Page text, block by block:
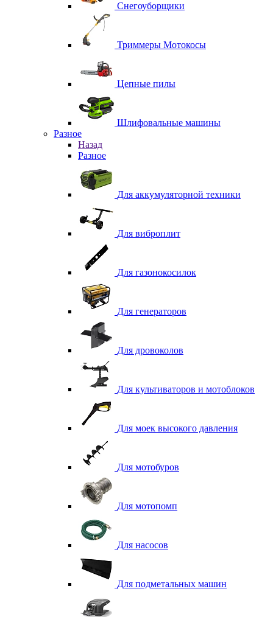
Снегоуборщики
Триммеры Мотокосы
Цепные пилы
Шлифовальные машины
Разное
Назад
Разное
Для аккумуляторной техники
Для виброплит
Для газонокосилок
Для генераторов
Для дровоколов
Для культиваторов и мотоблоков
Для моек высокого давления
Для мотобуров
Для мотопомп
Для насосов
Для подметальных машин